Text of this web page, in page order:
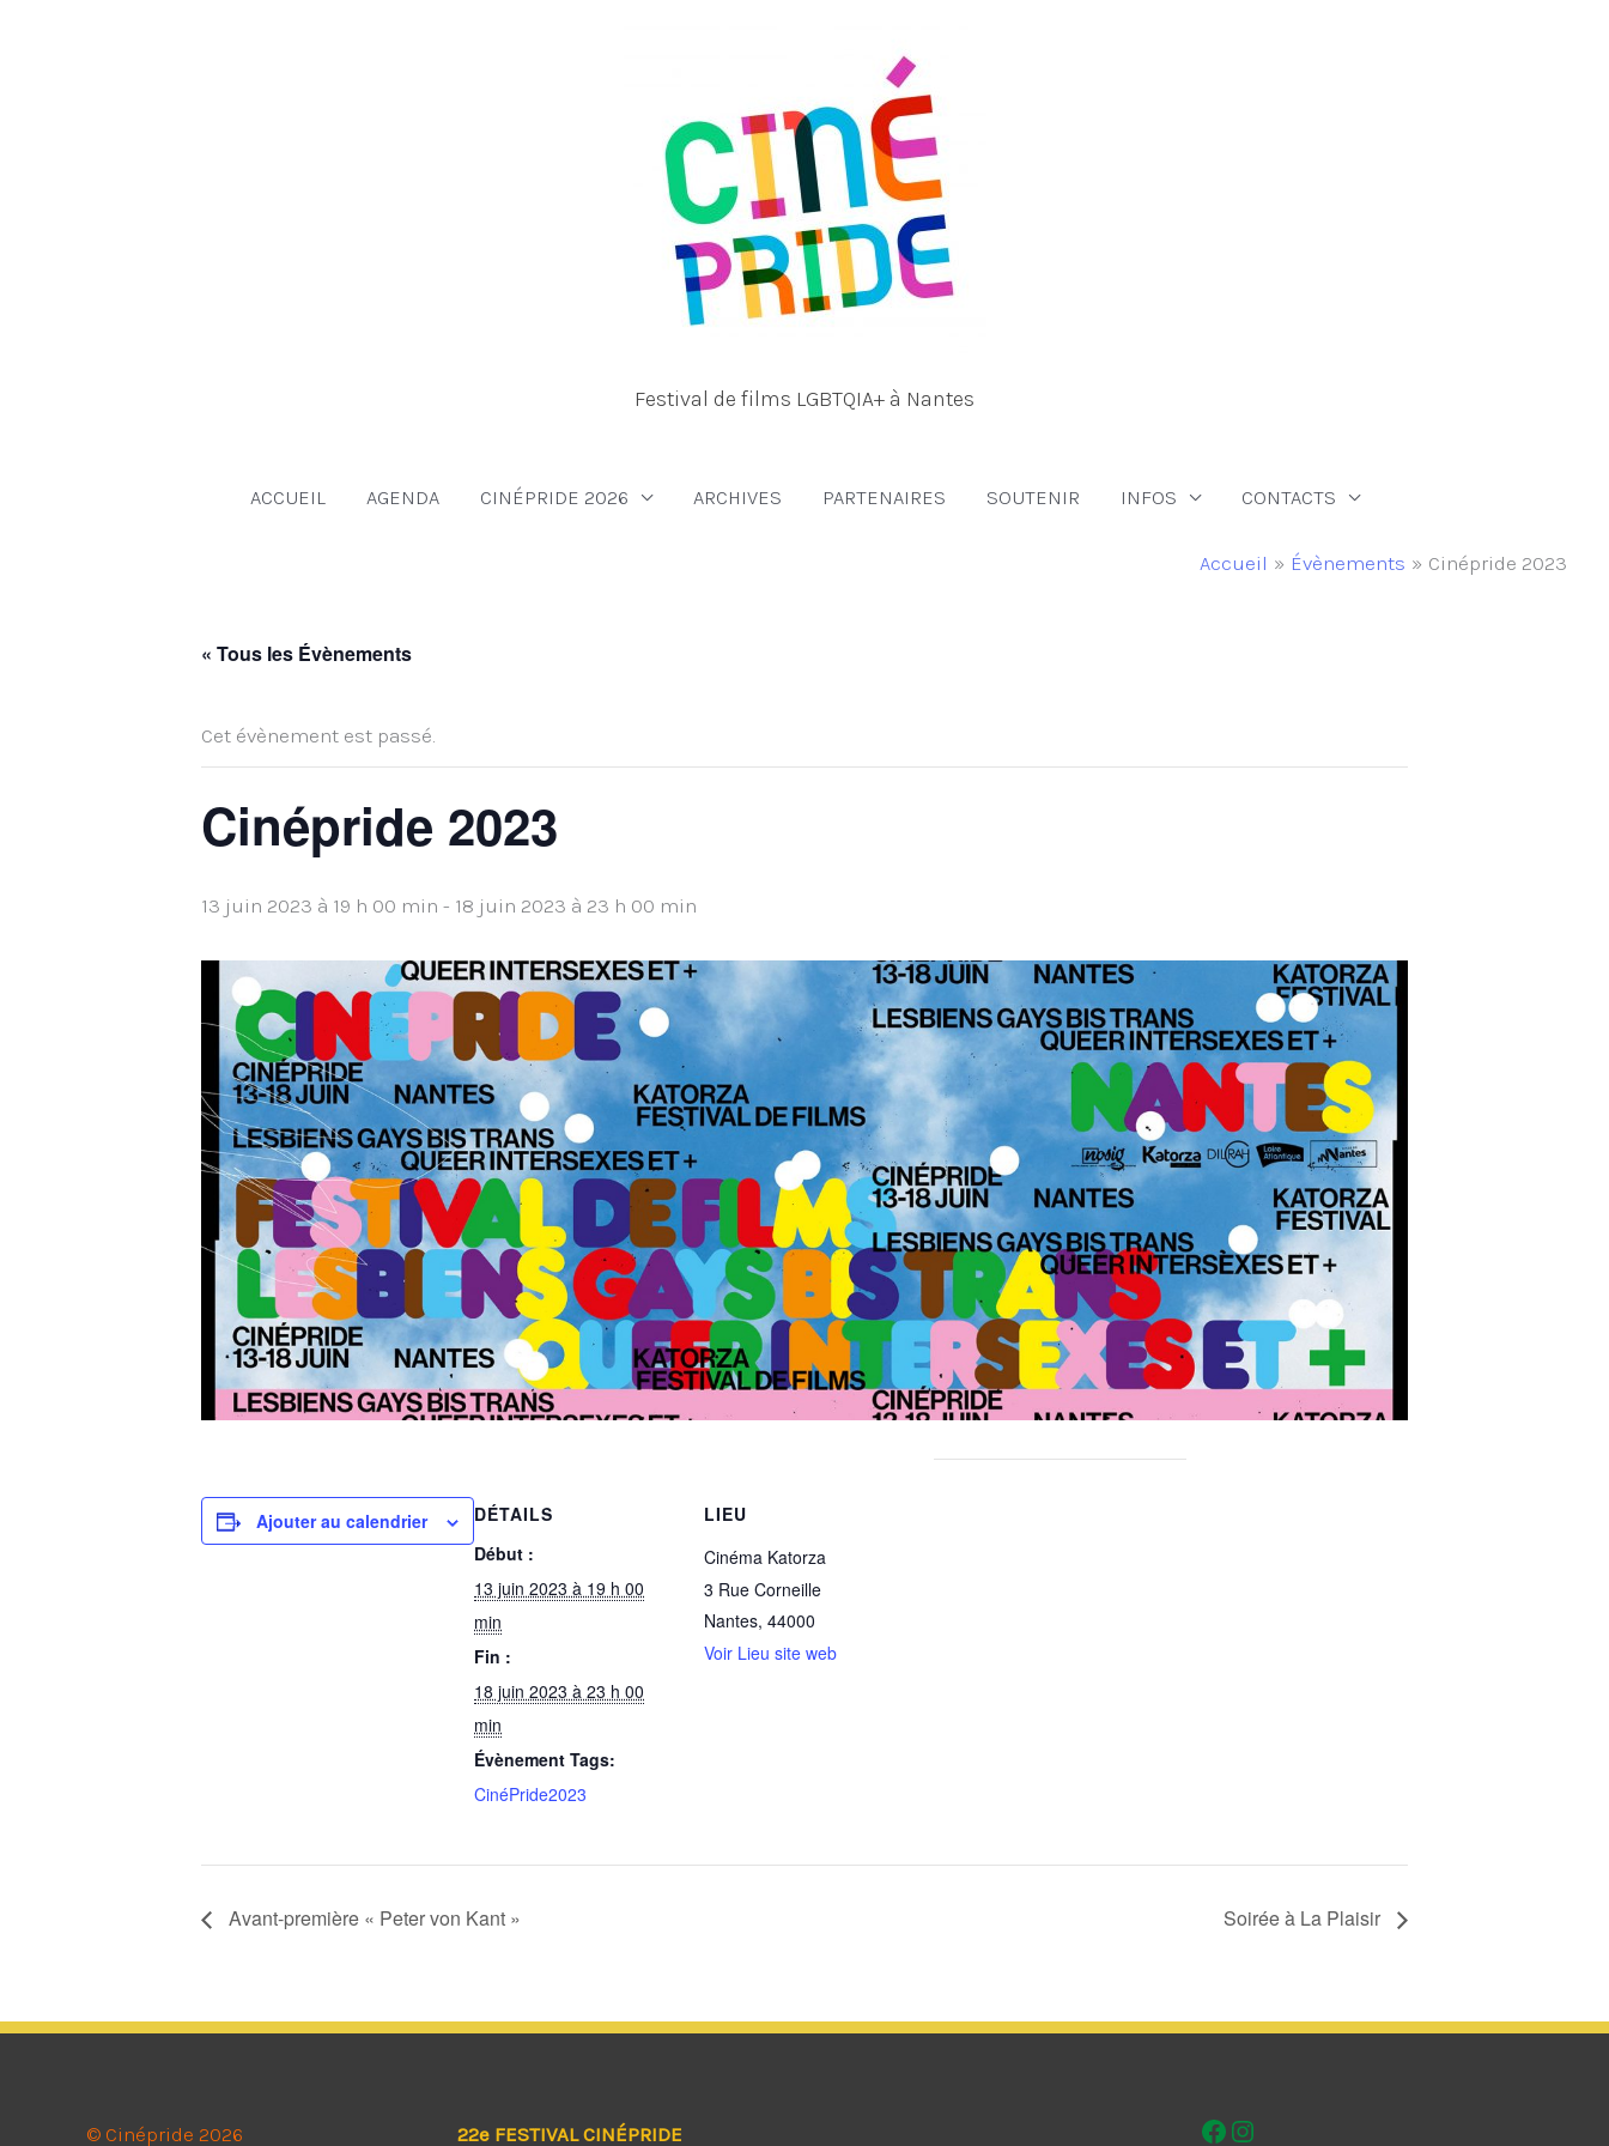
Festival de films LGBTQIA+ à Nantes
ACCUEIL AGENDA CINÉPRIDE 2026 ARCHIVES PARTENAIRES SOUTENIR INFOS CONTACTS
Accueil Évènements Cinépride 2023
« Tous les Évènements
Cet évènement est passé.
Cinépride 2023
13 juin 2023 à 19 h 00 min - 18 juin 2023 à 23 h 00 min
Ajouter au calendrier
DÉTAILS
Début :
13 juin 2023 à 19 h 00
min
Fin :
18 juin 2023 à 23 h 00
min
Évènement Tags:
CinéPride2023
LIEU
Cinéma Katorza
3 Rue Corneille
Nantes, 44000
Voir Lieu site web
Avant-première « Peter von Kant » Soirée à La Plaisir
© Cinépride 2026 22e FESTIVAL CINÉPRIDE Facebook
Instagram